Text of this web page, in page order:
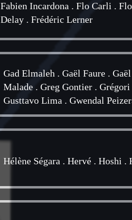
Fabien Incardona . Flo Carli .
Delay . Frédéric Lerner
Gad Elmaleh . Gaël Faure .
Malade . Greg Gontier . Grégori
Gusttavo Lima . Gwendal
Hélène Ségara . Hervé . Hoshi .